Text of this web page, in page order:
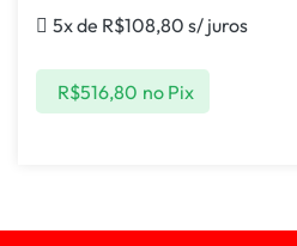
5x de R$108,80 s/ juros
R$516,80 no Pix